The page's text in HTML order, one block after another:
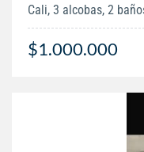
Cali, 3 alcobas, 2
$1.000.000